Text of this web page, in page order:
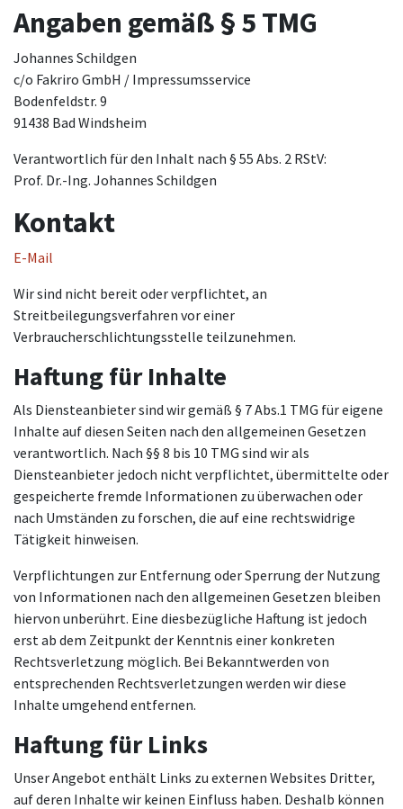
Angaben gemäß § 5 TMG
Johannes Schildgen
c/o Fakriro GmbH / Impressumsservice
Bodenfeldstr. 9
91438 Bad Windsheim
Verantwortlich für den Inhalt nach § 55 Abs. 2 RStV:
Prof. Dr.-Ing. Johannes Schildgen
Kontakt
E-Mail
Wir sind nicht bereit oder verpflichtet, an
Streitbeilegungsverfahren vor einer
Verbraucherschlichtungsstelle teilzunehmen.
Haftung für Inhalte
Als Diensteanbieter sind wir gemäß § 7 Abs.1 TMG für eigene
Inhalte auf diesen Seiten nach den allgemeinen Gesetzen
verantwortlich. Nach §§ 8 bis 10 TMG sind wir als
Diensteanbieter jedoch nicht verpflichtet, übermittelte oder
gespeicherte fremde Informationen zu überwachen oder
nach Umständen zu forschen, die auf eine rechtswidrige
Tätigkeit hinweisen.
Verpflichtungen zur Entfernung oder Sperrung der Nutzung
von Informationen nach den allgemeinen Gesetzen bleiben
hiervon unberührt. Eine diesbezügliche Haftung ist jedoch
erst ab dem Zeitpunkt der Kenntnis einer konkreten
Rechtsverletzung möglich. Bei Bekanntwerden von
entsprechenden Rechtsverletzungen werden wir diese
Inhalte umgehend entfernen.
Haftung für Links
Unser Angebot enthält Links zu externen Websites Dritter,
auf deren Inhalte wir keinen Einfluss haben. Deshalb können